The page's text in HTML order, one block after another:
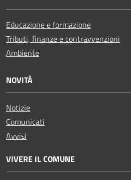
Educazione e formazione
Tributi, finanze e contravvenzioni
Ambiente
NOVITÀ
Notizie
Comunicati
Avvisi
VIVERE IL COMUNE